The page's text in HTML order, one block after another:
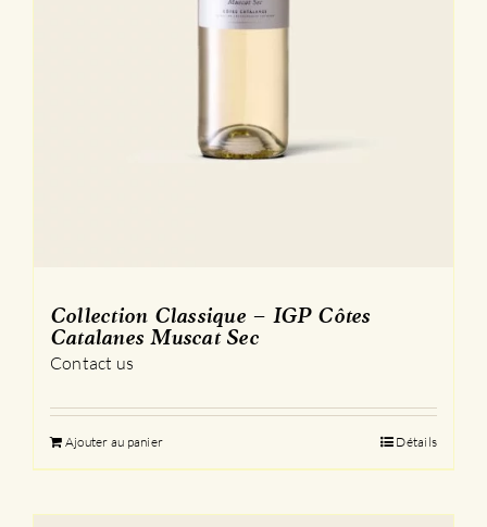
Collection Classique – IGP Côtes
Catalanes Muscat Sec
Contact us
Ajouter au panier Détails